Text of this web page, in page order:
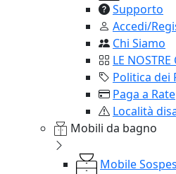
Supporto
Accedi/
Chi Siamo
LE
Politica dei
Paga a Rate
Località
Mobili da bagno
Mobile